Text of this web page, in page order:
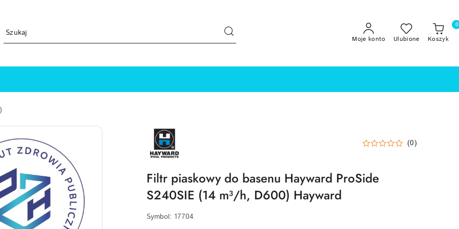
Moje konto Ulubione Koszyk
0
HAYWARD-
LOGO
(0)
Filtr piaskowy do basenu Hayward ProSide
S240SIE (14 m³/h, D600) Hayward
Symbol: 17704